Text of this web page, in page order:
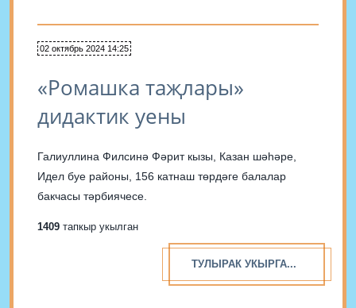
02 октябрь 2024 14:25
«Ромашка таҗлары»
дидактик уены
Галиуллина Филсинә Фәрит кызы, Казан шәһәре,
Идел буе районы, 156 катнаш төрдәге балалар
бакчасы тәрбиячесе.
1409 тапкыр укылган
ТУЛЫРАК УКЫРГА...